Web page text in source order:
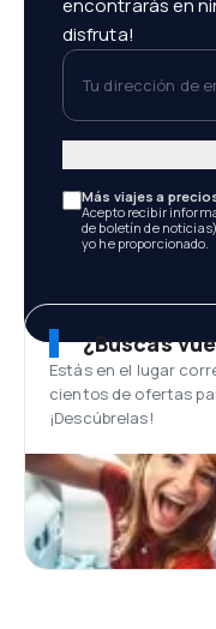
encontrarás en
disfruta!
Tu dirección de
Más viajes a
Acepto recibir
de boletín de
yo he proporcionado.
¿Buscas
Estás en el lugar
cientos de ofertas
¡Descúbrelas!